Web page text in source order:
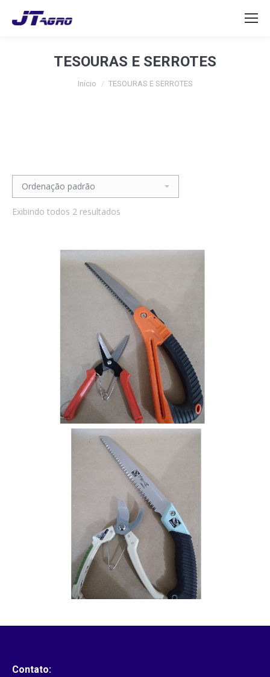
TESOURAS E SERROTES
Início TESOURAS E SERROTES
Exibindo todos 2 resultados
Tesouras e Serrotes JT AGRO (China)
Tesouras e Serrotes SABOTEN (Japão)
Contato: